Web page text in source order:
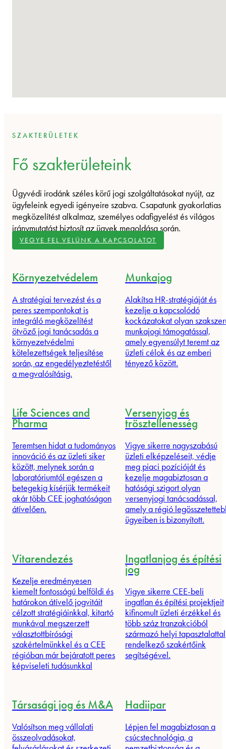
SZAKTERÜLETEK
Fő szakterületeink
Ügyvédi irodánk széles körű jogi szolgáltatásokat nyújt, az
ügyfeleink egyedi igényeire szabva. Csapatunk gyakorlatias
megközelítést alkalmaz, személyes odafigyelést és világos
iránymutatást biztosít az ügyek megoldása során.
VEGYE FEL VELÜNK A KAPCSOLATOT
Környezetvédelem
A stratégiai tervezést és a
peres szempontokat is
integráló megközelítést
ötvöző jogi tanácsadás a
környezetvédelmi
kötelezettségek teljesítése
során, az engedélyeztetéstől
a megvalósításig.
Munkajog
Alakítsa HR-stratégiáját és
kezelje a kapcsolódó
kockázatokat olyan
munkajogi támogatással,
amely egyensúlyt teremt az
üzleti célok és az emberi
tényező között.
Life Sciences and
Pharma
Teremtsen hidat a tudományos
innováció és az üzleti siker
között, melynek során a
laboratóriumtól egészen a
betegekig kísérjük termékeit
akár több CEE joghatóságon
átívelően.
Versenyjog és
trösztellenesség
Vigye sikerre nagyszabású
üzleti elképzeléseit, védje
meg piaci pozícióját és
kezelje magabiztosan a
hatósági szigort olyan
versenyjogi tanácsadással,
amely a régió
ügyeiben is bizonyított.
Vitarendezés
Kezelje eredményesen
kiemelt fontosságú belföldi és
határokon átívelő jogvitáit
célzott stratégiáinkkal, kitartó
munkával megszerzett
választottbírósági
szakértelmünkkel és a CEE
régióban már bejáratott peres
képviseleti tudásunkkal
Ingatlanjog és építési
jog
Vigye sikerre CEE-beli
ingatlan és építési projektjeit
kifinomult üzleti érzékkel és
több száz tranzakcióból
származó helyi tapasztalattal
rendelkező szakértőink
segítségével.
Társasági jog és M&A
Valósítson meg vállalati
összeolvadásokat,
Hadiipar
Lépjen fel magabiztosan a
csúcstechnológia, a